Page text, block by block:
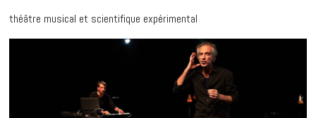
théâtre musical et scientifique expérimental